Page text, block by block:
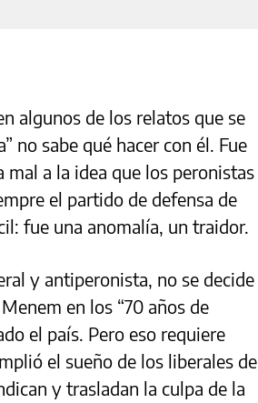
algunos de los relatos que se
no sabe qué hacer con él. Fue
a la idea que los peronistas
el partido de defensa de
fue una anomalía, un traidor.
y antiperonista, no se decide
en los “70 años de
el país. Pero eso requiere
el sueño de los liberales de
y trasladan la culpa de la